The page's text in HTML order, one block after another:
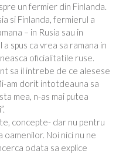
un fermier din Finlanda.
si Finlanda, fermierul a
– in Rusia sau in
a spus ca vrea sa ramana in
oficialitatile ruse.
sa il intrebe de ce alesese
am dorit intotdeauna sa
mea, n-as mai putea
concepte- dar nu pentru
Noi nici nu ne
odata sa explice